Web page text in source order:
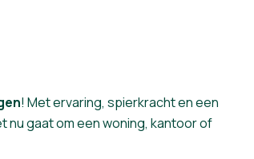
! Met ervaring, spierkracht en een
gaat om een woning, kantoor of